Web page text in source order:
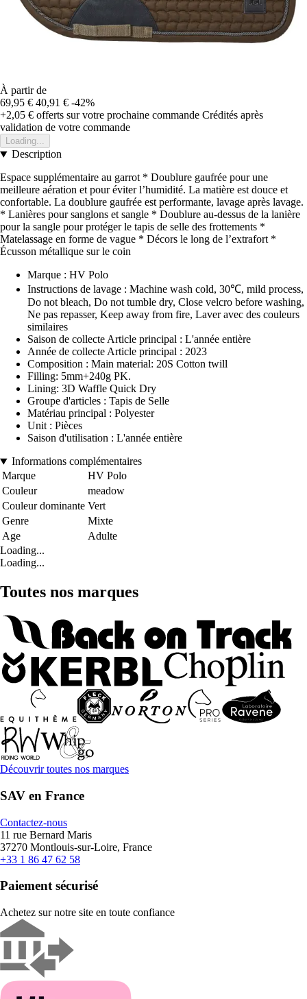
À partir de
69,95 € 40,91 € -42%
+2,05 € offerts sur votre prochaine commande Crédités après
validation de votre commande
Loading...
Description
Espace supplémentaire au garrot * Doublure gaufrée pour une
meilleure aération et pour éviter l’humidité. La matière est douce et
confortable. La doublure gaufrée est performante, lavage après lavage.
* Lanières pour sanglons et sangle * Doublure au-dessus de la lanière
pour la sangle pour protéger le tapis de selle des frottements *
Matelassage en forme de vague * Décors le long de l’extrafort *
Écusson métallique sur le coin
Marque : HV Polo
Instructions de lavage : Machine wash cold, 30℃, mild process,
Do not bleach, Do not tumble dry, Close velcro before washing,
Ne pas repasser, Keep away from fire, Laver avec des couleurs
similaires
Saison de collecte Article principal : L'année entière
Année de collecte Article principal : 2023
Composition : Main material: 20S Cotton twill
Filling: 5mm+240g PK.
Lining: 3D Waffle Quick Dry
Groupe d'articles : Tapis de Selle
Matériau principal : Polyester
Unit : Pièces
Saison d'utilisation : L'année entière
Informations complémentaires
Marque
HV Polo
Couleur
meadow
Couleur dominante Vert
Genre
Mixte
Age
Adulte
Loading...
Loading...
Toutes nos marques
Découvrir toutes nos marques
SAV en France
Contactez-nous
11 rue Bernard Maris
37270 Montlouis-sur-Loire, France
+33 1 86 47 62 58
Paiement sécurisé
Achetez sur notre site en toute confiance